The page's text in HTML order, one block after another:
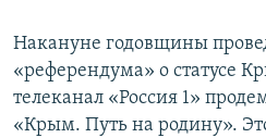
Накануне годовщины
«референдума» о статусе
телеканал «Россия 1»
«Крым. Путь на родину».